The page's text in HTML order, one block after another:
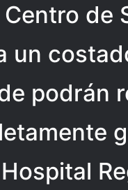
de
un
podrán